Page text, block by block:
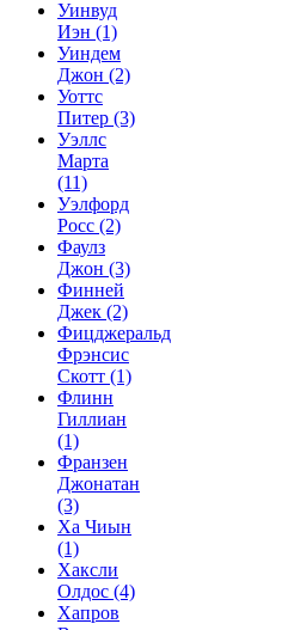
Уинвуд
Иэн (1)
Уиндем
Джон (2)
Уоттс
Питер (3)
Уэллс
Марта
(11)
Уэлфорд
Росс (2)
Фаулз
Джон (3)
Финней
Джек (2)
Фицджеральд
Фрэнсис
Скотт (1)
Флинн
Гиллиан
(1)
Франзен
Джонатан
(3)
Ха Чиын
(1)
Хаксли
Олдос (4)
Хапров